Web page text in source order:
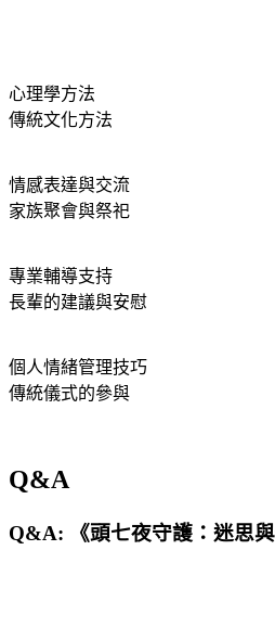
心理學方法
傳統文化方法
情感表達與交流
家族聚會與祭祀
專業輔導支持
長輩的建議與安慰
個人情緒管理技巧
傳統儀式的參與
Q&A
Q&A: 《頭七夜守護：迷思與